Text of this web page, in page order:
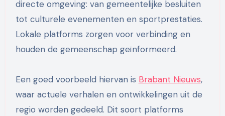
directe omgeving: van gemeentelijke besluiten
tot culturele evenementen en sportprestaties.
Lokale platforms zorgen voor verbinding en
houden de gemeenschap geïnformeerd.
Een goed voorbeeld hiervan is Brabant Nieuws,
waar actuele verhalen en ontwikkelingen uit de
regio worden gedeeld. Dit soort platforms